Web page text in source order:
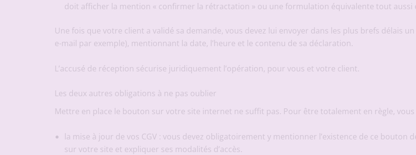
doit afficher la mention « confirmer la rétractation » ou une formulation équivalente tout aussi
Une fois que votre client a validé sa demande, vous devez lui envoyer dans les plus brefs délais
e-mail par exemple), mentionnant la date, l’heure et le contenu de sa déclaration.
L’accusé de réception sécurise juridiquement l’opération, pour vous et votre client.
Les deux autres obligations à ne pas oublier
Mettre en place le bouton sur votre site internet ne suffit pas. Pour être totalement en règle,
la mise à jour de vos CGV : vous devez obligatoirement y mentionner l’existence de ce
sur votre site et expliquer ses modalités d’accès.